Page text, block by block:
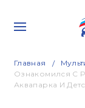
Главная
Ознакомился С
Аквапарка И